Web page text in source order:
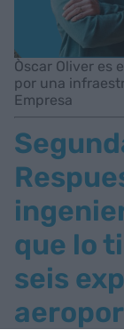
Òscar Oliver es
por una
Empresa
que lo
seis